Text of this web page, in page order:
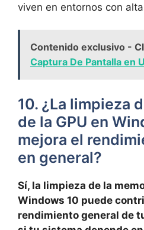
viven en⁤ entornos con
Contenido exclusivo -
Captura De Pantalla en
10. ¿La limpieza
de la GPU en
mejora el
en general?
Sí, ​la limpieza de la
Windows 10 ⁢puede
rendimiento⁤ general de